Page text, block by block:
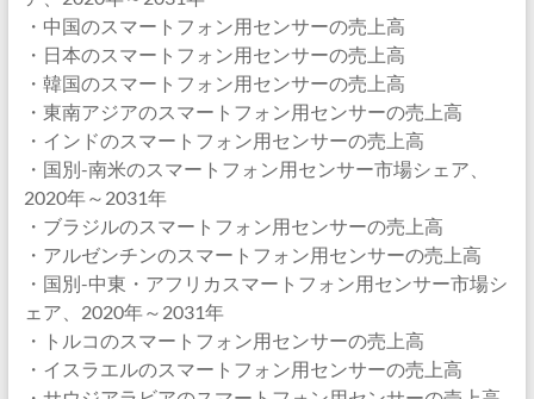
・中国のスマートフォン用センサーの売上高
・日本のスマートフォン用センサーの売上高
・韓国のスマートフォン用センサーの売上高
・東南アジアのスマートフォン用センサーの売上高
・インドのスマートフォン用センサーの売上高
・国別-南米のスマートフォン用センサー市場シェア、
2020年～2031年
・ブラジルのスマートフォン用センサーの売上高
・アルゼンチンのスマートフォン用センサーの売上高
・国別-中東・アフリカスマートフォン用センサー市場シ
ェア、2020年～2031年
・トルコのスマートフォン用センサーの売上高
・イスラエルのスマートフォン用センサーの売上高